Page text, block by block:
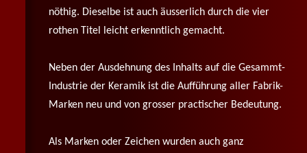
nöthig. Dieselbe ist auch äusserlich durch die vier
rothen Titel leicht erkenntlich gemacht.
Neben der Ausdehnung des Inhalts auf die Gesammt-
Industrie der Keramik ist die Aufführung aller Fabrik-
Marken neu und von grosser practischer Bedeutung.
Als Marken oder Zeichen wurden auch ganz